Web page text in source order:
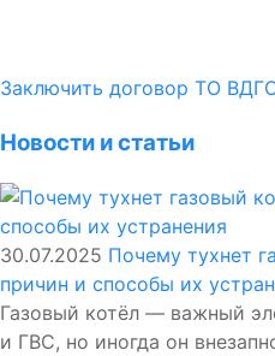
Заключить договор ТО
Новости и статьи
30.07.2025 Почему тухнет
причин и способы их
Газовый котёл — важный
и ГВС, но иногда он